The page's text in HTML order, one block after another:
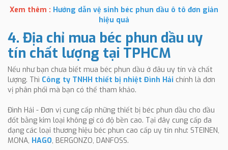
Xem thêm : Hướng dẫn vệ sinh béc phun dầu ô tô đơn giản
hiệu quả
4. Địa chỉ mua béc phun dầu uy
tín chất lượng tại TPHCM
Nếu như bạn chưa biết mua béc phun dầu ở đâu uy tín và chất
lượng. Thì Công ty TNHH thiết bị nhiệt Đình Hải chính là đơn
vị phân phối mà bạn có thể tham khảo.
Đình Hải - Đơn vị cung cấp những thiết bị béc phun dầu cho đầu
đốt bằng kim loại không gỉ có độ bền cao. Tại đây cung cấp đa
dạng các loại thương hiệu béc phun cao cấp uy tín như: STEINEN,
MONA, HAGO, BERGONZO, DANFOSS.